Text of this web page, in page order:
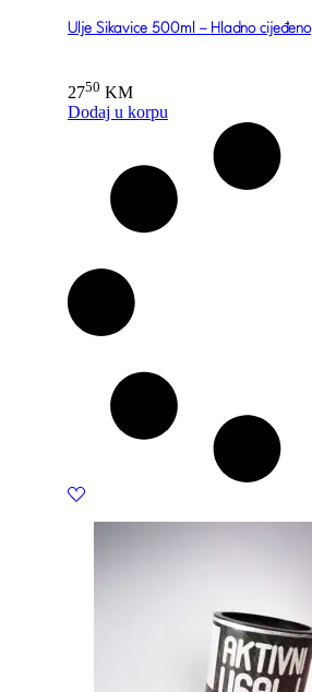
Ulje Sikavice 500ml – Hladno cijeđeno
2750 KM
Dodaj u korpu